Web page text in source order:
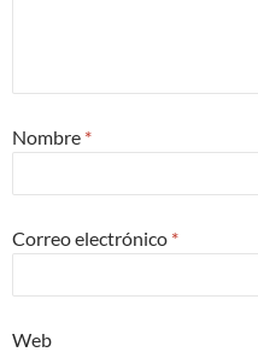
Nombre *
Correo electrónico *
Web